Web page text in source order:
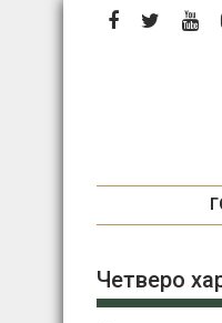
Перейти
Четверо